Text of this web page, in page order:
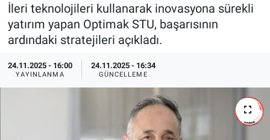
İleri teknolojileri kullanarak inovasyona sürekli
yatırım yapan Optimak STU, başarısının
ardındaki stratejileri açıkladı.
24.11.2025 - 16:00
YAYINLANMA
24.11.2025 - 16:34
GÜNCELLEME
HaberOrtak
EndüstriST
Enerjisini Üreten Fabrikalar
Endüstri 4.0 Uygulamaları
Ağır Sanayi Çözümleri